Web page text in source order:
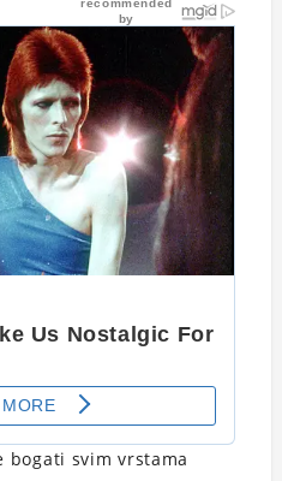
bogati svim vrstama